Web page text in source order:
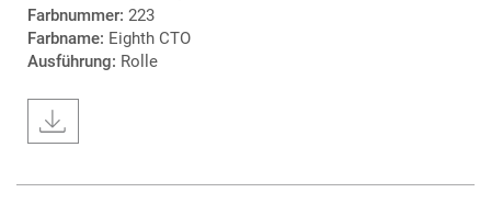
Farbnummer: 223
Farbname: Eighth CTO
Ausführung: Rolle